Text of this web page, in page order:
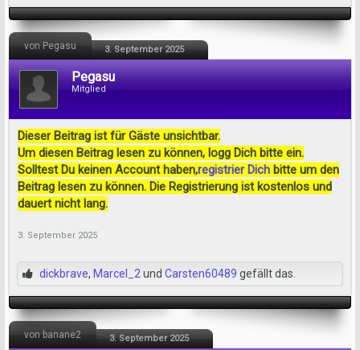
von Pegasu 3. September 2025
Pegasu
Mitglied
Dieser Beitrag ist für Gäste unsichtbar.
Um diesen Beitrag lesen zu können, logg Dich bitte ein.
Solltest Du keinen Account haben,registrier Dich bitte um den
Beitrag lesen zu können. Die Registrierung ist kostenlos und
dauert nicht lang.
3. September 2025
dickbrave, Marcel_2 und Carsten60489 gefällt das.
von banane2 3. September 2025